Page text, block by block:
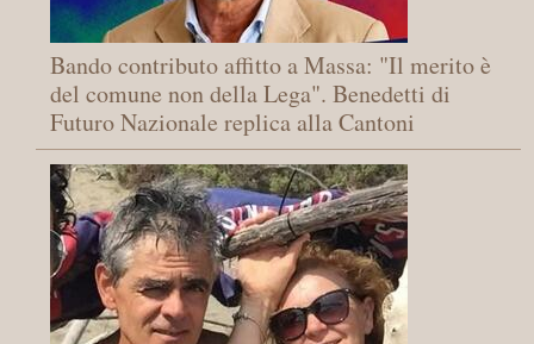
Bando contributo affitto a Massa: "Il merito è
del comune non della Lega". Benedetti di
Futuro Nazionale replica alla Cantoni